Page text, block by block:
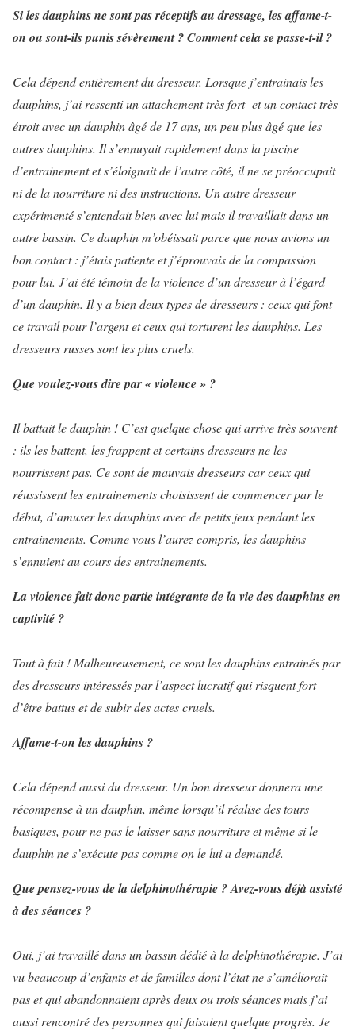
Si les dauphins ne sont pas réceptifs au dressage, les affame-t-
on ou sont-ils punis sévèrement ? Comment cela se passe-t-il ?
Cela dépend entièrement du dresseur. Lorsque j’entrainais les
dauphins, j’ai ressenti un attachement très fort et un contact très
étroit avec un dauphin âgé de 17 ans, un peu plus âgé que les
autres dauphins. Il s’ennuyait rapidement dans la piscine
d’entrainement et s’éloignait de l’autre côté, il ne se préoccupait
ni de la nourriture ni des instructions. Un autre dresseur
expérimenté s’entendait bien avec lui mais il travaillait dans un
autre bassin. Ce dauphin m’obéissait parce que nous avions un
bon contact : j’étais patiente et j’éprouvais de la compassion
pour lui. J’ai été témoin de la violence d’un dresseur à l’égard
d’un dauphin. Il y a bien deux types de dresseurs : ceux qui font
ce travail pour l’argent et ceux qui torturent les dauphins. Les
dresseurs russes sont les plus cruels.
Que voulez-vous dire par « violence » ?
Il battait le dauphin ! C’est quelque chose qui arrive très souvent
: ils les battent, les frappent et certains dresseurs ne les
nourrissent pas. Ce sont de mauvais dresseurs car ceux qui
réussissent les entrainements choisissent de commencer par le
début, d’amuser les dauphins avec de petits jeux pendant les
entrainements. Comme vous l’aurez compris, les dauphins
s’ennuient au cours des entrainements.
La violence fait donc partie intégrante de la vie des dauphins en
captivité ?
Tout à fait ! Malheureusement, ce sont les dauphins entrainés par
des dresseurs intéressés par l’aspect lucratif qui risquent fort
d’être battus et de subir des actes cruels.
Affame-t-on les dauphins ?
Cela dépend aussi du dresseur. Un bon dresseur donnera une
récompense à un dauphin, même lorsqu’il réalise des tours
basiques, pour ne pas le laisser sans nourriture et même si le
dauphin ne s’exécute pas comme on le lui a demandé.
Que pensez-vous de la delphinothérapie ? Avez-vous déjà assisté
à des séances ?
Oui, j’ai travaillé dans un bassin dédié à la delphinothérapie. J’ai
vu beaucoup d’enfants et de familles dont l’état ne s’améliorait
pas et qui abandonnaient après deux ou trois séances mais j’ai
aussi rencontré des personnes qui faisaient quelque progrès. Je